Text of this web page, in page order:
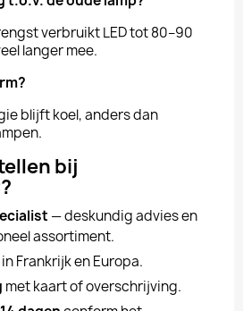
verbruikt LED tot 80–90
langer mee.
blijft koel, anders dan
bij
— deskundig advies en
assortiment.
in Frankrijk en Europa.
met kaart of overschrijving.